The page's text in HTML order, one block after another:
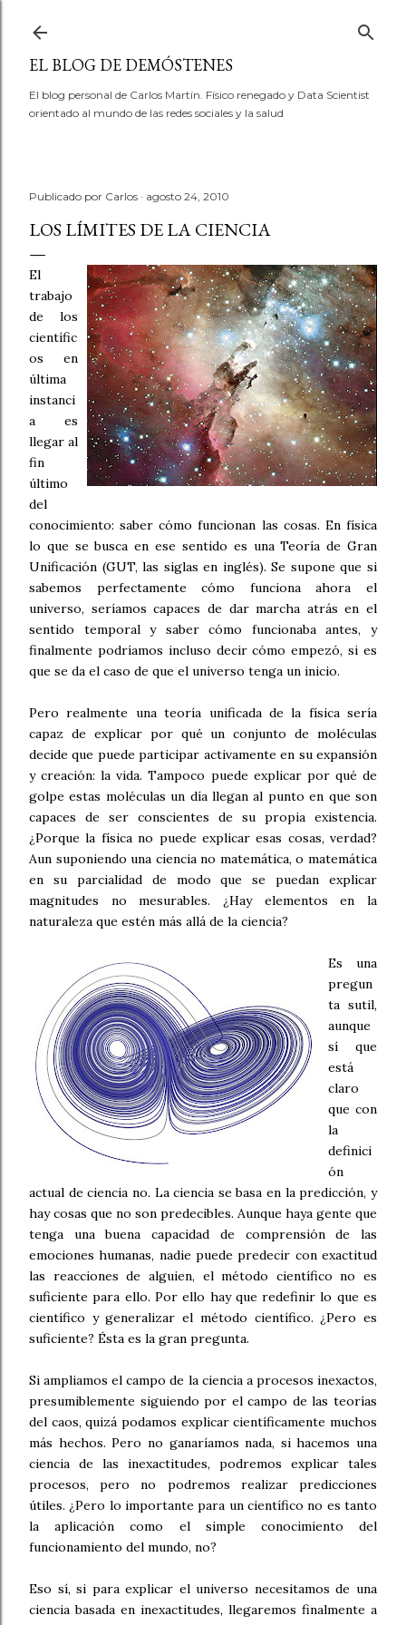
EL BLOG DE DEMÓSTENES
El blog personal de Carlos Martín. Físico renegado y Data Scientist
orientado al mundo de las redes sociales y la salud
Publicado por Carlos agosto 24, 2010
LOS LÍMITES DE LA CIENCIA
El
trabajo
de los
científic
os en
última
instanci
a es
llegar al
fin
último
del
conocimiento: saber cómo funcionan las cosas. En física
lo que se busca en ese sentido es una Teoría de Gran
Unificación (GUT, las siglas en inglés). Se supone que si
sabemos perfectamente cómo funciona ahora el
universo, seríamos capaces de dar marcha atrás en el
sentido temporal y saber cómo funcionaba antes, y
finalmente podríamos incluso decir cómo empezó, si es
que se da el caso de que el universo tenga un inicio.
Pero realmente una teoría unificada de la física sería
capaz de explicar por qué un conjunto de moléculas
decide que puede participar activamente en su expansión
y creación: la vida. Tampoco puede explicar por qué de
golpe estas moléculas un día llegan al punto en que son
capaces de ser conscientes de su propia existencia.
¿Porque la física no puede explicar esas cosas, verdad?
Aun suponiendo una ciencia no matemática, o matemática
en su parcialidad de modo que se puedan explicar
magnitudes no mesurables. ¿Hay elementos en la
naturaleza que estén más allá de la ciencia?
Es una
pregun
ta sutil,
aunque
sí que
está
claro
que con
la
definici
ón
actual de ciencia no. La ciencia se basa en la predicción, y
hay cosas que no son predecibles. Aunque haya gente que
tenga una buena capacidad de comprensión de las
emociones humanas, nadie puede predecir con exactitud
las reacciones de alguien, el método científico no es
suficiente para ello. Por ello hay que redefinir lo que es
científico y generalizar el método científico. ¿Pero es
suficiente? Ésta es la gran pregunta.
Si ampliamos el campo de la ciencia a procesos inexactos,
presumiblemente siguiendo por el campo de las teorías
del caos, quizá podamos explicar científicamente muchos
más hechos. Pero no ganaríamos nada, si hacemos una
ciencia de las inexactitudes, podremos explicar tales
procesos, pero no podremos realizar predicciones
útiles. ¿Pero lo importante para un científico no es tanto
la aplicación como el simple conocimiento del
funcionamiento del mundo, no?
Eso sí, si para explicar el universo necesitamos de una
ciencia basada en inexactitudes, llegaremos finalmente a